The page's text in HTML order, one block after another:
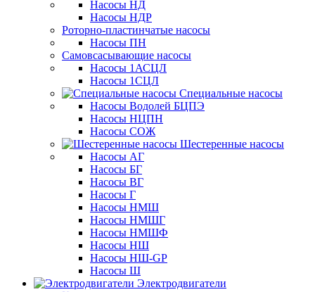
Насосы НД
Насосы НДР
Роторно-пластинчатые насосы
Насосы ПН
Самовсасывающие насосы
Насосы 1АСЦЛ
Насосы 1СЦЛ
Специальные насосы
Насосы Водолей БЦПЭ
Насосы НЦПН
Насосы СОЖ
Шестеренные насосы
Насосы АГ
Насосы БГ
Насосы ВГ
Насосы Г
Насосы НМШ
Насосы НМШГ
Насосы НМШФ
Насосы НШ
Насосы НШ-GP
Насосы Ш
Электродвигатели